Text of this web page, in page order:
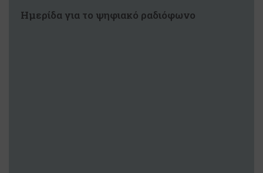
Ημερίδα για το ψηφιακό ραδιόφωνο